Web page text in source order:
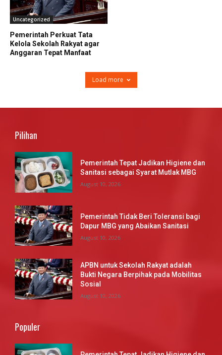
Uncategorized
Pemerintah Perkuat Tata
Kelola Sekolah Rakyat agar
Anggaran Tepat Manfaat
Load more
Pilihan
Pemerintah Tepat Jadikan Higiene dan
Sanitasi sebagai Syarat Mutlak MBG
August 10, 2026
Pemerintah Tidak Beri Toleransi bagi
Dapur MBG yang Abaikan Sanitasi
August 10, 2026
APBN untuk Sekolah Rakyat adalah
Bukti Negara Berpihak pada Mobilitas
Sosial
August 10, 2026
Populer